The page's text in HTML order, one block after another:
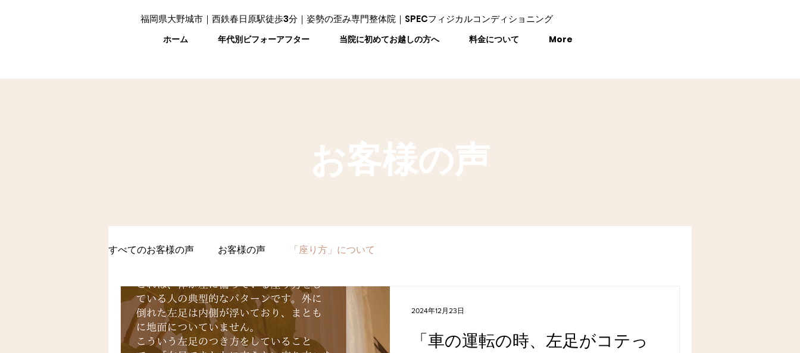
福岡県大野城市｜西鉄春日原駅徒歩3分｜姿勢の歪み専門整体院｜SPECフィジカルコンディショニング
ホーム 年代別ビフォーアフター 当院に初めてお越しの方へ 料金について More
お客様の声
すべてのお客様の声 お客様の声 「座り方」について
「車の運転の時、左足がコテっ
2024年12月23日